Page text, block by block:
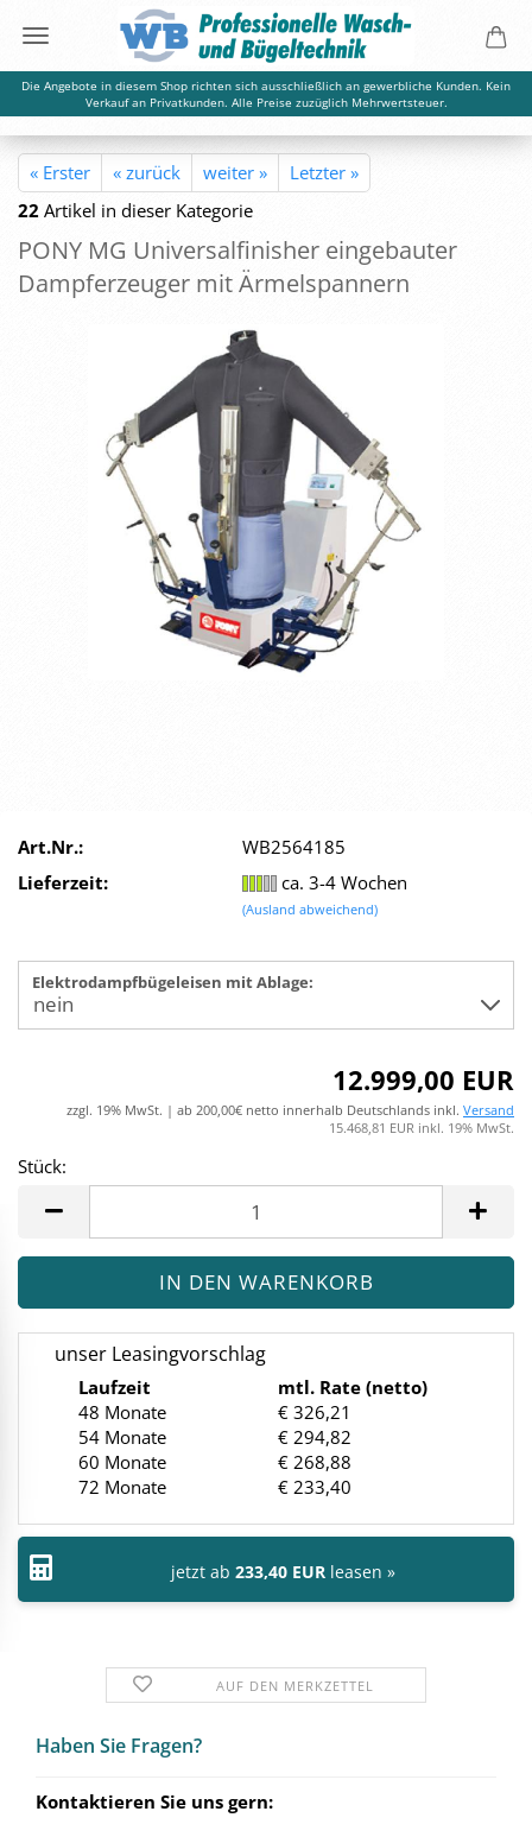
Die Angebote in diesem Shop richten sich ausschließlich an gewerbliche Kunden. Kein
Verkauf an Privatkunden. Alle Preise zuzüglich Mehrwertsteuer.
« Erster « zurück weiter »
Letzter »
22 Artikel in dieser Kategorie
PONY MG Uni­ver­sal­fi­nis­her ein­ge­bau­ter
Dampf­erzeu­ger mit Är­mel­span­nern
Art.Nr.:
WB2564185
Lieferzeit:
ca. 3-4 Wochen
(Ausland abweichend)
Elektrodampfbügeleisen mit Ablage:
12.999,00 EUR
zzgl. 19% MwSt. | ab 200,00€ netto innerhalb Deutschlands inkl. Versand
15.468,81 EUR inkl. 19% MwSt.
Stück:
unser Leasingvorschlag
Laufzeit
mtl. Rate (netto)
48 Monate
€ 326,21
54 Monate
€ 294,82
60 Monate
€ 268,88
72 Monate
€ 233,40
jetzt ab 233,40 EUR leasen »
AUF DEN MERKZETTEL
Haben Sie Fra­gen?
Kontaktieren Sie uns gern: